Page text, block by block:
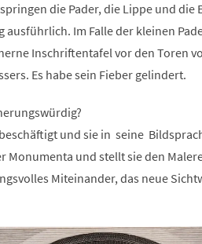
die Pader, die Lippe und die
Im Falle der kleinen
Inschriftentafel vor den Toren
Es habe sein Fieber gelindert.
und sie in seine
und stellt sie den
Miteinander, das neue